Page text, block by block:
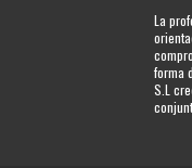
La
forma
S.L